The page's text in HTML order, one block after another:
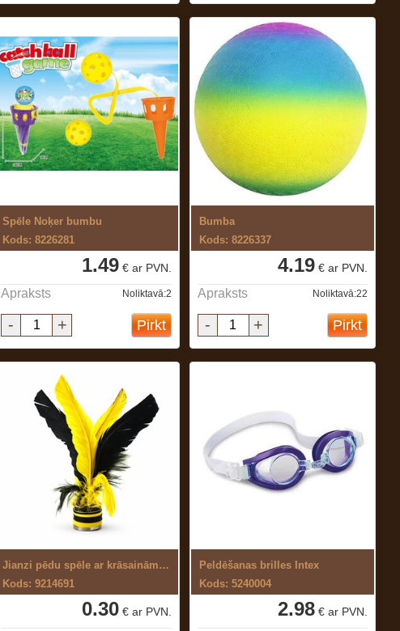
Spēle Noķer bumbu
Kods: 8226281
1.49€ ar PVN.
Apraksts Noliktavā:2
- + Pirkt
Bumba
Kods: 8226337
4.19 € ar PVN.
Apraksts Noliktavā:22
- + Pirkt
Jianzi pēdu spēle ar krāsainām spalvām
Kods: 9214691
0.30€ ar PVN.
Peldēšanas brilles Intex
Kods: 5240004
2.98 € ar PVN.